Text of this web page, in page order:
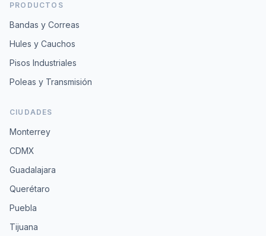
PRODUCTOS
Bandas y Correas
Hules y Cauchos
Pisos Industriales
Poleas y Transmisión
CIUDADES
Monterrey
CDMX
Guadalajara
Querétaro
Puebla
Tijuana